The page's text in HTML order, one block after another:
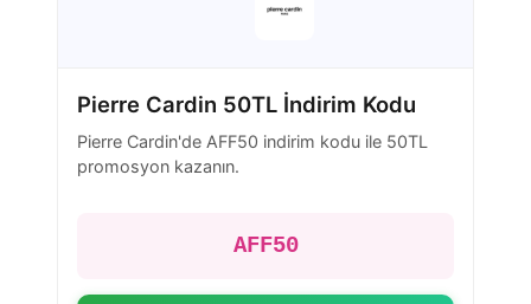
Pierre Cardin 50TL İndirim Kodu
Pierre Cardin'de AFF50 indirim kodu ile 50TL
promosyon kazanın.
AFF50